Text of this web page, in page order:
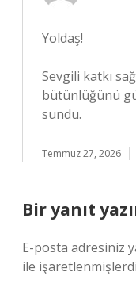
Yoldaş!
Sevgili katkı
bütünlüğünü
sundu.
Temmuz 27, 2026
Bir yanıt
E-posta adresiniz
ile